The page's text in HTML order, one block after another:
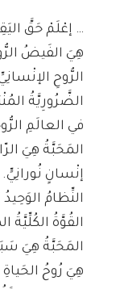
… إعْلَمْ حَقَّ
هِيَ الفَيضُ
الرُّوحِ
الضَّرُورِيَّةُ
في العالَمِ
المَحَبَّةُ هِيَ
إنْسانٍ
النِّظامُ
القُوَّةُ
المَحَبَّةُ هِيَ
هِيَ رُوحُ